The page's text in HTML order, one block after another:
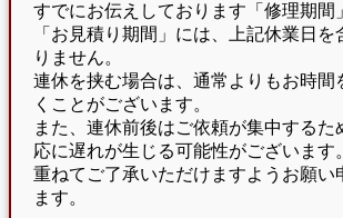
すでにお伝えしております「修理期間
「お見積り期間」には、上記休業日を
りません。
連休を挟む場合は、通常よりもお時間
くことがございます。
また、連休前後はご依頼が集中するた
応に遅れが生じる可能性がございます。
重ねてご了承いただけますようお願い
ます。